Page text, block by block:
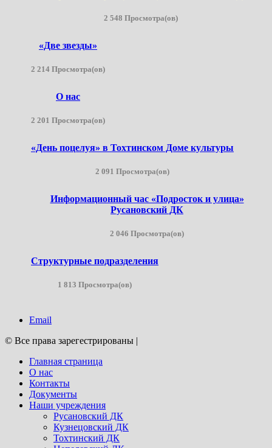
2 548 Просмотра(ов)
«Две звезды»
2 214 Просмотра(ов)
О нас
2 201 Просмотра(ов)
«День поцелуя» в Тохтинском Доме культуры
2 091 Просмотра(ов)
Информационный час «Подросток и улица»
Русановский ДК
2 046 Просмотра(ов)
Структурные подразделения
1 813 Просмотра(ов)
Email
© Все права зарегестрированы |
Главная страница
О нас
Контакты
Документы
Наши учреждения
Русановский ДК
Кузнецовский ДК
Тохтинский ДК